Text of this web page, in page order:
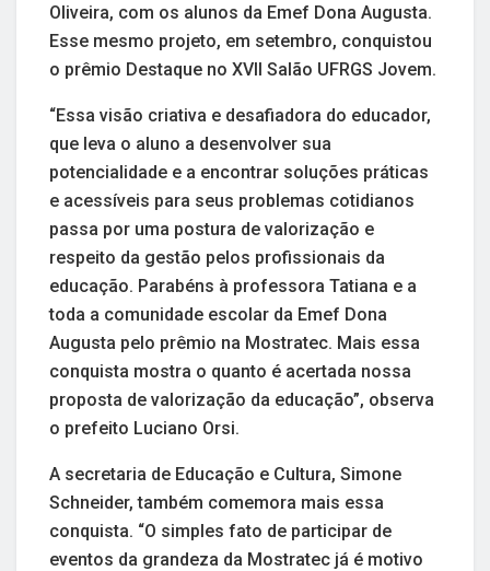
Oliveira, com os alunos da Emef Dona Augusta.
Esse mesmo projeto, em setembro, conquistou
o prêmio Destaque no XVII Salão UFRGS Jovem.
“Essa visão criativa e desafiadora do educador,
que leva o aluno a desenvolver sua
potencialidade e a encontrar soluções práticas
e acessíveis para seus problemas cotidianos
passa por uma postura de valorização e
respeito da gestão pelos profissionais da
educação. Parabéns à professora Tatiana e a
toda a comunidade escolar da Emef Dona
Augusta pelo prêmio na Mostratec. Mais essa
conquista mostra o quanto é acertada nossa
proposta de valorização da educação”, observa
o prefeito Luciano Orsi.
A secretaria de Educação e Cultura, Simone
Schneider, também comemora mais essa
conquista. “O simples fato de participar de
eventos da grandeza da Mostratec já é motivo